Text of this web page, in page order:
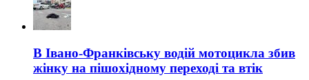
В Івано-Франківську водій мотоцикла збив
жінку на пішохідному переході та втік